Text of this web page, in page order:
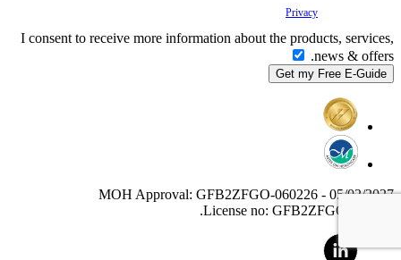
Privacy
I consent to receive more information about the products, services,
news & offers.
MOH Approval: GFB2ZFGO-060226 - 05/02/2027
License no: GFB2ZFGO-060226.